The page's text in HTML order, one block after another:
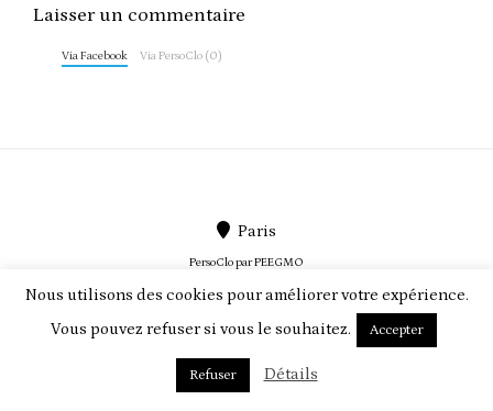
Laisser un commentaire
Via Facebook Via PersoClo (0)
Paris
PersoClo parPEEGMO
CONTACT
Nous utilisons des cookies pour améliorer votre expérience.
Vous pouvez refuser si vous le souhaitez.
Accepter
Refuser Détails